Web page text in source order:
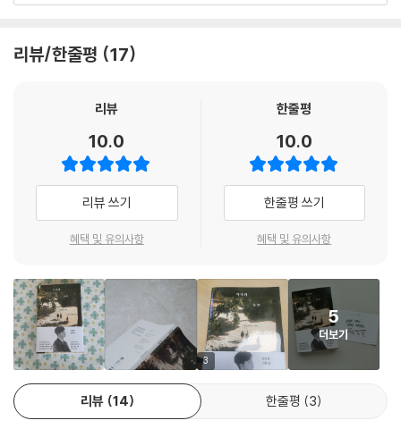
정에서 스스로의 삶을 사랑하게 된다.
않았을 것이다. 떠남을 망설일 때는 가격표만 보였지만, 여정에는 헤아릴
플래너를 덮고 계획가 멀어지기를 선언한다. 매일 쓰던 일기장도 날짜가
공란으로 된 것으로 바꾼다. 특별한 이벤트가 없는 날을 발견하면 새로운
일정으로 채우기 급급했던 나를 지우고, 빈칸을 있는 그대로 둔다.
삶의 이상향이 바뀐 건 아니다. 다만 계획으로만 될 일이 아니라는 걸 알게
됐을 뿐이다. 이를 받아들이기까지 일말의 낙담이 없었다면 거짓말이다.
여행 중에도 일상에서도 늘 좋은 사람들만 만나고, 늘 좋은 경험들만 할 수
는 없다. 누군가의 선의를 그 나라의 성격으로 일반화할 수 없듯, 악의도 마
찬가지다.
마음을 고쳐먹자 비로소 안탈리아 올드타운의 뷰와 반짝이는 바다가 눈에
들어왔다.
--- p.98
만, 사회의 첫발은 〈여행에미치다〉 PD로 출발했다. 하지만 그가 처음부터
않았던 학창 시절엔 오히려 여행을 사치라 여겼고 싫어했다. 그러다 무작
정 떠난 여행에서 자신을 사랑하는 방법을 생각하게 됐고, 여행에 빠졌다.
“떠나지 못하니 여행이 싫었고,
싫어한 덕분에 일탈의 대상이 됐다.
스스로의 삶을 사랑하게 된다.” _ 본문 중에서
열심히 노력한 끝에 꿈이었던 아나운서가 됐다. 그리고 이제 벌써 5년차
직장인. 분명 전보다 모든 면에서 좋아졌지만 그 안에도 권태가 찾아든다.
삶을 잘 살아내고 싶은 마음은 두려움을 만들고, 자유롭고 싶은 본연의 내
가 불쑥 튀어나온다. 그런 그에게 여행이란 그저 잠깐의 행복이 아니다. 현
실에 더 잘 머물기 위해 찾은 자신만의 방법이다.
리뷰/한줄평 17
리뷰
10.0
리뷰 쓰기
혜택 및 유의사항
한줄평
10.0
한줄평 쓰기
혜택 및 유의사항
3
5
더보기
리뷰 14 한줄평 3